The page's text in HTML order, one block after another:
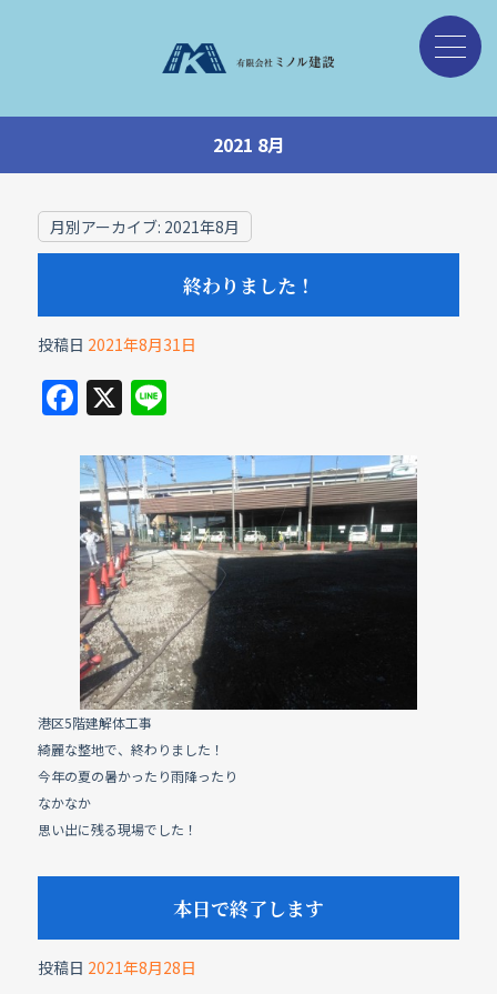
2021 8月
月別アーカイブ: 2021年8月
終わりました！
投稿日 2021年8月31日
F
c
e
b
o
o
k
X Li
e
港区5階建解体工事
綺麗な整地で、終わりました！
今年の夏の暑かったり雨降ったり
なかなか
思い出に残る現場でした！
本日で終了します
投稿日 2021年8月28日